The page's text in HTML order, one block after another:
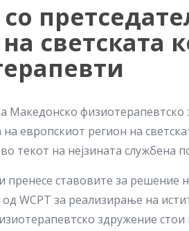
светската
Македонско
на европскиот регион на
во текот на нејзината службена
пренесе ставовите за
WCPT за реализирање на
здружение